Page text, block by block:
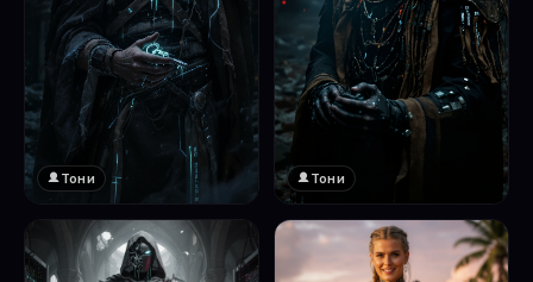
Тони Тони